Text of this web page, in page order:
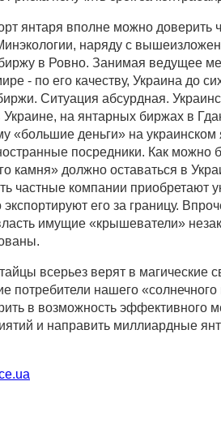
янтаря вполне можно
наряду с
в Ровно. Занимая ведущее
- по его качеству, Украина до
Ситуация абсурдная.
на янтарных биржах в
«большие деньги» на
посредники. Как можно
камня» должно оставаться в
частные компании приобретают
экспортируют его за границу.
имущие «крышеватели»
всерьез верят в магические
потребители нашего
в возможность эффективного
и направить миллиардные